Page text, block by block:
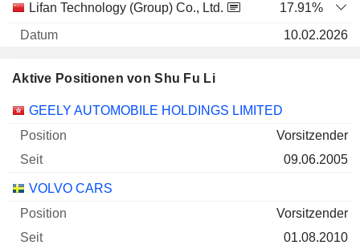
Lifan Technology (Group) Co., Ltd.
17.91%
10.02.2026
Honbridge Holdings Ltd.
67.7%
27.03.2025
792 Mio $
30.06.2026
Aktive Positionen von Shu Fu Li
Unternehmen Position Beginn
GEELY AUTOMOBILE HOLDINGS LIMITED
Vorsitzender
09.06.2005
VOLVO CARS
Vorsitzender
01.08.2010